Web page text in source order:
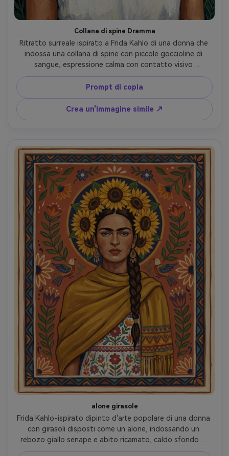
Collana di spine Dramma
Ritratto surreale ispirato a Frida Kahlo di una donna che
indossa una collana di spine con piccole goccioline di
sangue, espressione calma con contatto visivo
incrollabile, camicetta bianca con ricamo colorato, una
piccola scimmia e un gatto nero dietro le sue spalle,
sfondo di foglie fantasiate come carta da parati, contorni
audaci, pigmenti saturi, pennelli strutturati, simbolico e
intenso, illustrazione di qualità galleria, obiettivo 85mm,
Prompt di copia
Crea un'immagine simile ↗
alone girasole
Frida Kahlo-ispirato dipinto d'arte popolare di una donna
con girasoli disposti come un alone, indossando un
rebozo giallo senape e abito ricamato, caldo sfondo di
terracotta con motivi floreali dipinti a mano, forme